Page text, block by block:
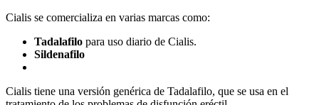
Cialis se comercializa en varias marcas como:
Tadalafilo para uso diario de Cialis.
Sildenafilo
Cialis tiene una versión genérica de Tadalafilo, que se usa en el